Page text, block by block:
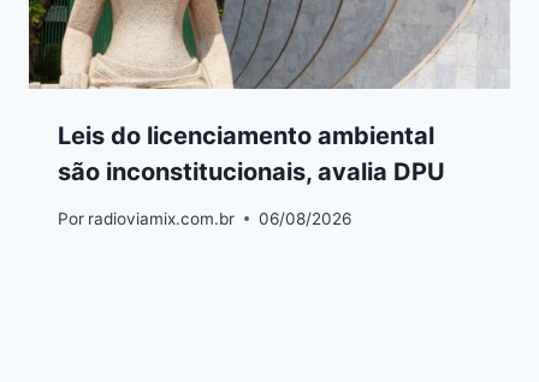
Leis do licenciamento ambiental
são inconstitucionais, avalia DPU
Por radioviamix.com.br 06/08/2026